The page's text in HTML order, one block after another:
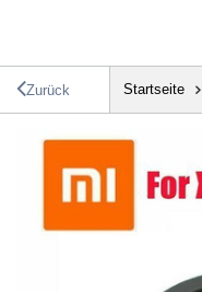
Zurück Startseite